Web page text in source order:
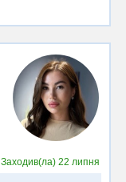
Заходив(ла) 22 липня